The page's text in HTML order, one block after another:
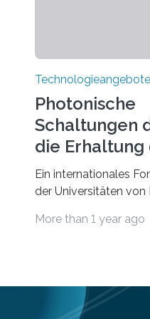
Technologieangebote
Photonische
Schaltungen
die Erhaltung
neu
Ein internationales
der Universitäten von
Pennsylvania State
optische
Entdeckung wurde
More than 1 year ago